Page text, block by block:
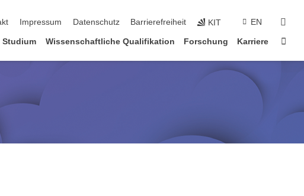
Impressum Datenschutz Barrierefreiheit KIT EN
Studium Wissenschaftliche Qualifikation Forschung Karriere